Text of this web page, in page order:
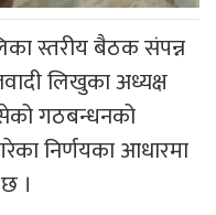
स्तरीय बैठक संपन्न
लिखुका अध्यक्ष
गठबन्धनको
निर्णयका आधारमा
।